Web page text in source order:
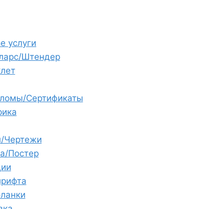
услуги
Штендер
Сертификаты
Чертежи
Постер